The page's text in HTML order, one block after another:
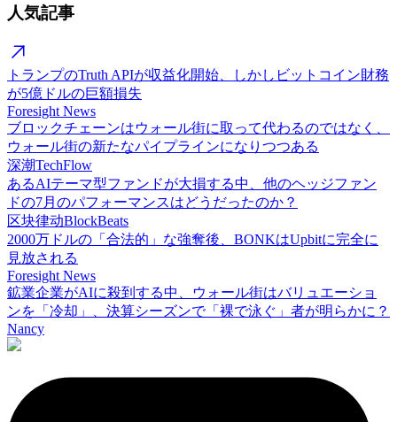
人気記事
トランプのTruth APIが収益化開始、しかしビットコイン財務
が5億ドルの巨額損失
Foresight News
ブロックチェーンはウォール街に取って代わるのではなく、
ウォール街の新たなパイプラインになりつつある
深潮TechFlow
あるAIテーマ型ファンドが大損する中、他のヘッジファン
ドの7月のパフォーマンスはどうだったのか？
区块律动BlockBeats
2000万ドルの「合法的」な強奪後、BONKはUpbitに完全に
見放される
Foresight News
鉱業企業がAIに殺到する中、ウォール街はバリュエーショ
ンを「冷却」、決算シーズンで「裸で泳ぐ」者が明らかに？
Nancy